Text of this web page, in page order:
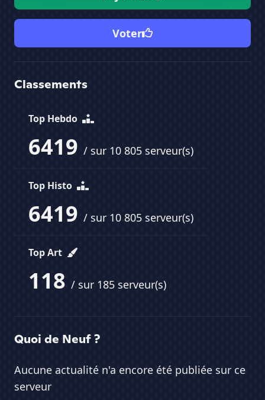
Voter
Classements
Top Hebdo
6419 / sur 10 805 serveur(s)
Top Histo
6419 / sur 10 805 serveur(s)
Top Art
118 / sur 185 serveur(s)
Quoi de Neuf ?
Aucune actualité n'a encore été publiée sur ce
serveur